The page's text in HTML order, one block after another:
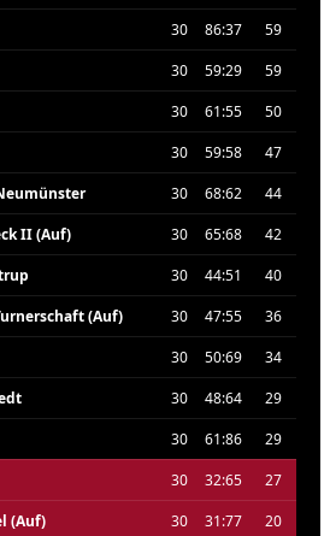
30 86:37
59
30 59:29
59
30 61:55
50
30 59:58
47
30 68:62
44
II (Auf) 30 65:68
42
30 44:51
40
(Auf) 30 47:55
36
30 50:69
34
30 48:64
29
30 61:86
29
30 32:65
27
(Auf) 30 31:77
20